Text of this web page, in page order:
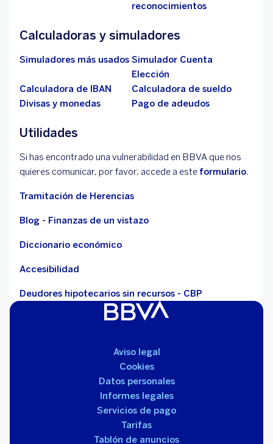
reconocimientos
Calculadoras y simuladores
Simuladores más usados Simulador Cuenta
Elección
Calculadora de IBAN
Calculadora de sueldo
Divisas y monedas
Pago de adeudos
Utilidades
Si has encontrado una vulnerabilidad en BBVA que nos
quieres comunicar, por favor, accede a este formulario.
Tramitación de Herencias
Blog - Finanzas de un vistazo
Diccionario económico
Accesibilidad
Deudores hipotecarios sin recursos - CBP
Aviso legal
Cookies
Datos personales
Informes legales
Servicios de pago
Tarifas
Tablón de anuncios